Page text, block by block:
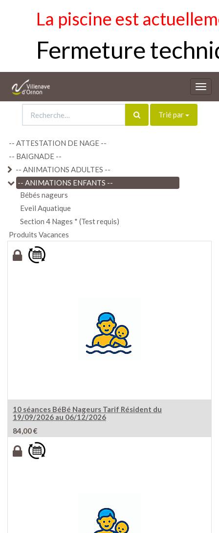
La piscine est
Fermeture
la
Trié par
-- ATTESTATION DE NAGE --
-- BAIGNADE --
-- ANIMATIONS ADULTES --
-- ANIMATIONS ENFANTS --
Bébés nageurs
Eveil Aquatique
Section 4 Nages * (Test requis)
Produits Vacances
10 séances BéBé Nageurs Tarif Résident du
19/09/2026 au 06/12/2026
84,00€